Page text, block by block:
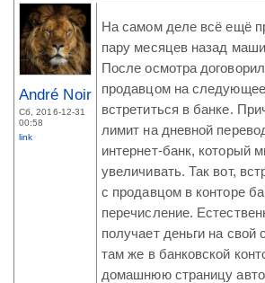
André Noir
Сб, 2016-12-31
00:58
link
На самом деле всё ещё
пару месяцев назад
После осмотра
продавцом на
встретиться в банке.
лимит на дневной
интернет-банк, который
увеличивать. Так вот,
с продавцом в конторе
перечисление.
получает деньги на свой
там же в банковской
домашнюю страницу